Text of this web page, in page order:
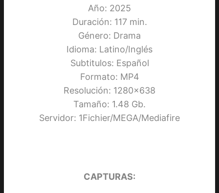
Año: 2025
Duración: 117 min.
Género: Drama
Idioma: Latino/Inglés
Subtitulos: Español
Formato: MP4
Resolución: 1280×638
Tamaño: 1.48 Gb.
Servidor: 1Fichier/MEGA/Mediafire
CAPTURAS: